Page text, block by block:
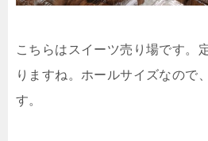
こちらはスイーツ売り場です。
りますね。ホールサイズなので
す。